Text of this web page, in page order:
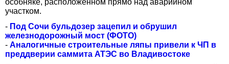
участком.
- Под Сочи бульдозер зацепил и обрушил
железнодорожный мост (ФОТО)
- Аналогичные строительные ляпы привели к ЧП в
преддверии саммита АТЭС во Владивостоке